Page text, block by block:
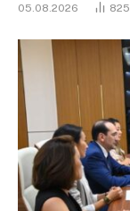
05.08.2026 825